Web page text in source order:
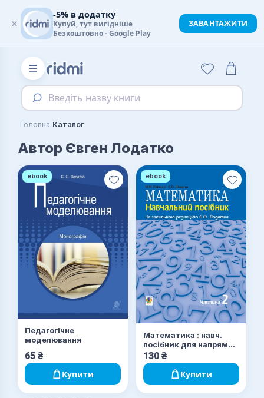
☰
Введіть назву книги
Головна›Каталог
Автор Євген Лодатко
ebook
Педагогічне
моделювання
65 ₴
Купити
ebook
Математика : навч.
посiбник для напряму
пiдготовки 6.010102
«Початкова освiта»
пед. навч. закладiв : у 3
ч. Ч. II
130 ₴
Купити
×
-5% в додатку
Купуй, тут вигідніше
Безкоштовно - Google Play
ЗАВАНТАЖИТИ